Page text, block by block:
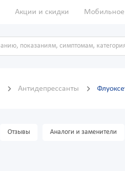
Акции и скидки
Антидепрессанты
Отзывы Аналоги и заменители